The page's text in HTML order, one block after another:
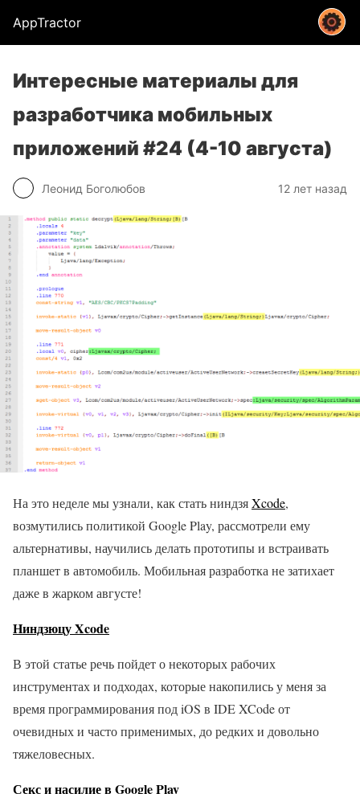
AppTractor
Интересные материалы для
разработчика мобильных
приложений #24 (4-10 августа)
Леонид Боголюбов 12 лет назад
На это неделе мы узнали, как стать ниндзяXcode,
возмутились политикой Google Play, рассмотрели ему
альтернативы, научились делать прототипы и встраивать
планшет в автомобиль. Мобильная разработка не затихает
даже в жарком августе!
Ниндзюцу Xcode
В этой статье речь пойдет о некоторых рабочих
инструментах и подходах, которые накопились у меня за
время программирования под iOS в IDE XCode от
очевидных и часто применимых, до редких и довольно
тяжеловесных.
Секс и насилие в Google Play